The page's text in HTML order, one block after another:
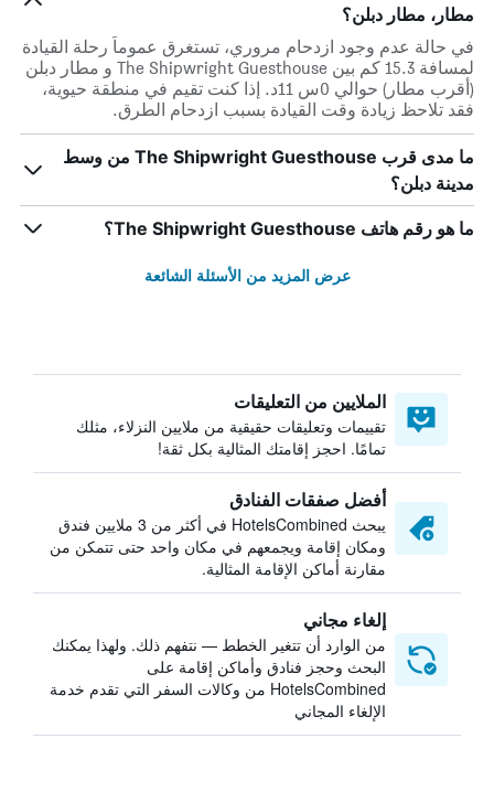
مطار، مطار دبلن؟
في حالة عدم وجود ازدحام مروري، تستغرق عموماً رحلة القيادة
لمسافة 15.3 كم بين The Shipwright Guesthouse و مطار دبلن
(أقرب مطار) حوالي 0س 11د. إذا كنت تقيم في منطقة حيوية،
فقد تلاحظ زيادة وقت القيادة بسبب ازدحام الطرق.
ما مدى قرب The Shipwright Guesthouse من وسط
مدينة دبلن؟
ما هو رقم هاتف The Shipwright Guesthouse؟
عرض المزيد من الأسئلة الشائعة
الملايين من التعليقات
تقييمات وتعليقات حقيقية من ملايين النزلاء، مثلك
تمامًا. احجز إقامتك المثالية بكل ثقة!
أفضل صفقات الفنادق
يبحث HotelsCombined في أكثر من 3 ملايين فندق
ومكان إقامة ويجمعهم في مكان واحد حتى تتمكن من
مقارنة أماكن الإقامة المثالية.
إلغاء مجاني
من الوارد أن تتغير الخطط — نتفهم ذلك. ولهذا يمكنك
البحث وحجز فنادق وأماكن إقامة على
HotelsCombined من وكالات السفر التي تقدم خدمة
الإلغاء المجاني